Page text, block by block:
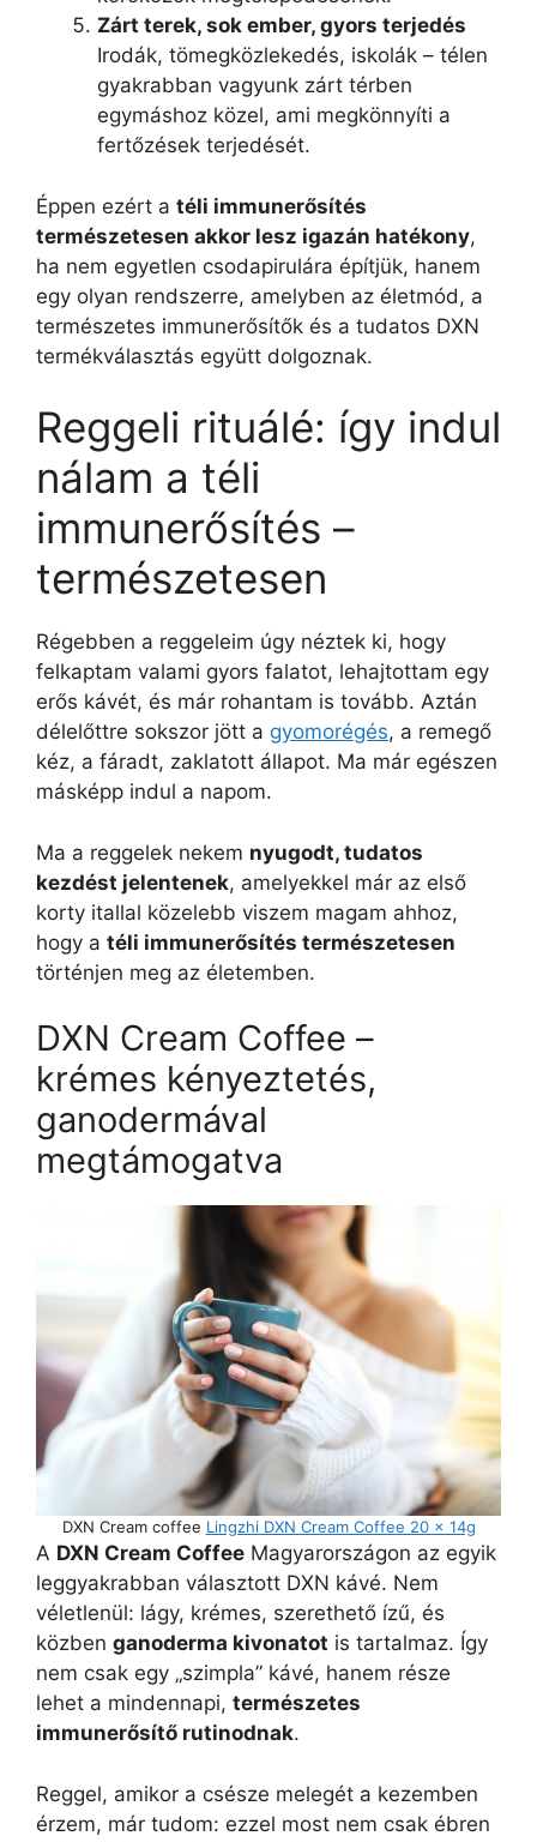
Zárt terek, sok ember, gyors terjedés
Irodák, tömegközlekedés, iskolák – télen
gyakrabban vagyunk zárt térben
egymáshoz közel, ami megkönnyíti a
fertőzések terjedését.
Éppen ezért a téli immunerősítés
természetesen akkor lesz igazán hatékony,
ha nem egyetlen csodapirulára építjük, hanem
egy olyan rendszerre, amelyben az életmód, a
természetes immunerősítők és a tudatos DXN
termékválasztás együtt dolgoznak.
Reggeli rituálé: így indul
nálam a téli
immunerősítés –
természetesen
Régebben a reggeleim úgy néztek ki, hogy
felkaptam valami gyors falatot, lehajtottam egy
erős kávét, és már rohantam is tovább. Aztán
délelőttre sokszor jött a gyomorégés, a remegő
kéz, a fáradt, zaklatott állapot. Ma már egészen
másképp indul a napom.
Ma a reggelek nekem nyugodt, tudatos
kezdést jelentenek, amelyekkel már az első
korty itallal közelebb viszem magam ahhoz,
hogy a téli immunerősítés természetesen
történjen meg az életemben.
DXN Cream Coffee –
krémes kényeztetés,
ganodermával
megtámogatva
DXN Cream coffee Lingzhi DXN Cream Coffee 20 x 14g
A DXN Cream Coffee Magyarországon az egyik
leggyakrabban választott DXN kávé. Nem
véletlenül: lágy, krémes, szerethető ízű, és
közben ganoderma kivonatot is tartalmaz. Így
nem csak egy „szimpla” kávé, hanem része
lehet a mindennapi, természetes
immunerősítő rutinodnak.
Reggel, amikor a csésze melegét a kezemben
érzem, már tudom: ezzel most nem csak ébren